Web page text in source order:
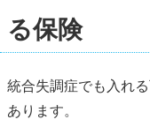
る保険
統合失調症でも入れ
あります。